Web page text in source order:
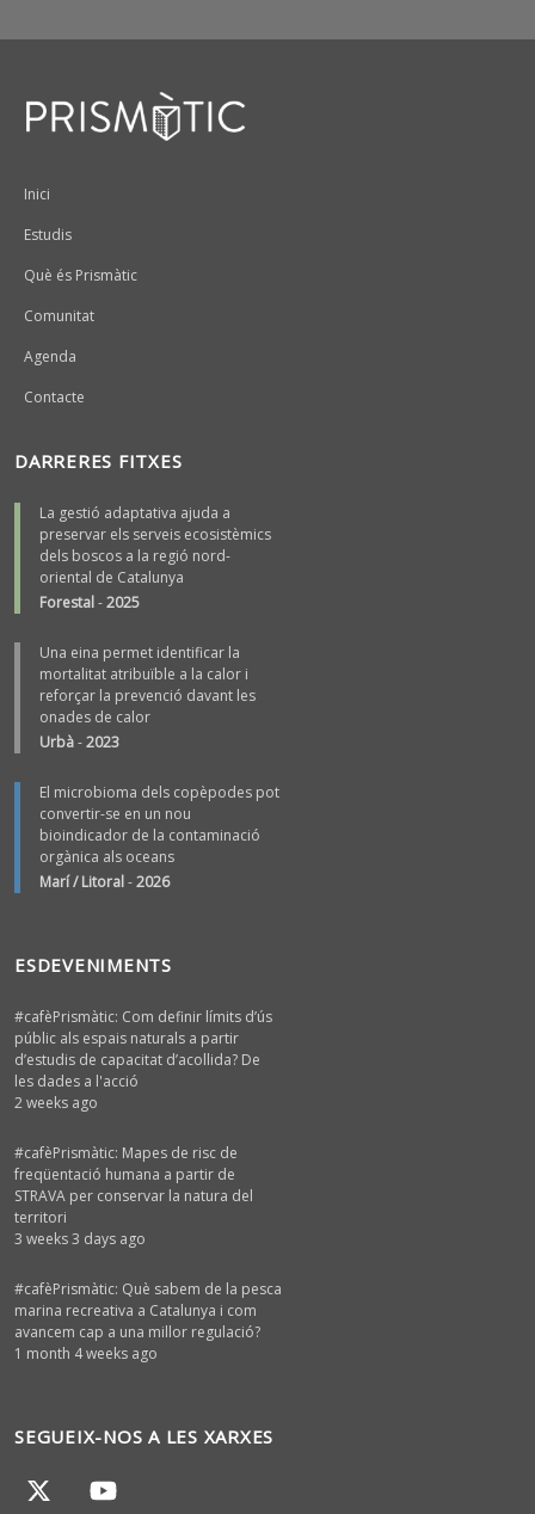
Peu
Inici
Estudis
Què és Prismàtic
Comunitat
Agenda
Contacte
DARRERES FITXES
La gestió adaptativa ajuda a
preservar els serveis ecosistèmics
dels boscos a la regió nord-
oriental de Catalunya
Forestal-2025
Una eina permet identificar la
mortalitat atribuïble a la calor i
reforçar la prevenció davant les
onades de calor
Urbà-2023
El microbioma dels copèpodes pot
convertir-se en un nou
bioindicador de la contaminació
orgànica als oceans
Marí / Litoral-2026
ESDEVENIMENTS
#cafèPrismàtic: Com definir límits d’ús
públic als espais naturals a partir
d’estudis de capacitat d’acollida? De
les dades a l'acció
2 weeks ago
#cafèPrismàtic: Mapes de risc de
freqüentació humana a partir de
STRAVA per conservar la natura del
territori
3 weeks 3 days ago
#cafèPrismàtic: Què sabem de la pesca
marina recreativa a Catalunya i com
avancem cap a una millor regulació?
1 month 4 weeks ago
SEGUEIX-NOS A LES XARXES